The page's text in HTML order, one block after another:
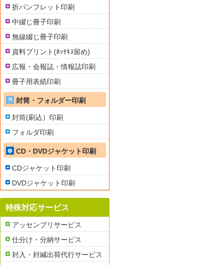
折パンフレット印刷
中綴じ冊子印刷
無線綴じ冊子印刷
資料プリント(ﾎｯﾁｷｽ留め)
広報・会報誌・情報誌印刷
冊子用表紙印刷
封筒・フォルダー印刷
封筒(刷込）印刷
フォルダ印刷
CD・DVDジャケット印刷
CDジャケット印刷
DVDジャケット印刷
特殊対応サービス
アッセンブリサービス
仕分け・分納サービス
封入・封緘出荷代行サービス